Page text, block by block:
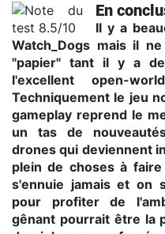
En
Il y a
Watch_Dogs mais il
"papier" tant il y a
l'excellent open-
Techniquement le jeu
gameplay reprend le
un tas de
drones qui deviennent
plein de choses à
s'ennuie jamais et on
pour profiter de
gênant pourrait être la